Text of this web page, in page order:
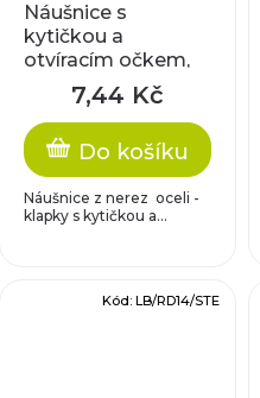
Náušnice s
kytičkou a
otvíracím očkem,
cca 19 x 11 mm
7,44 Kč
Do košíku
Náušnice z nerez oceli -
klapky s kytičkou a...
Kód:LB/RD14/STE